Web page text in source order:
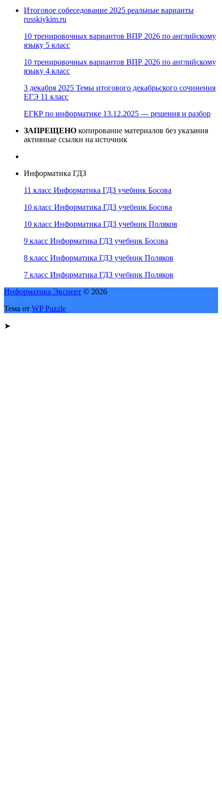
Итоговое собеседование 2025 реальные варианты
russkiykim.ru
10 тренировочных вариантов ВПР 2026 по английскому
языку 5 класс
10 тренировочных вариантов ВПР 2026 по английскому
языку 4 класс
3 декабря 2025 Темы итогового декабрьского сочинения
ЕГЭ 11 класс
ЕГКР по информатике 13.12.2025 — решения и разбор
ЗАПРЕЩЕНО копирование материалов без указания
активные ссылки на источник
Информатика ГДЗ
11 класс Информатика ГДЗ учебник Босова
10 класс Информатика ГДЗ учебник Босова
10 класс Информатика ГДЗ учебник Поляков
9 класс Информатика ГДЗ учебник Босова
8 класс Информатика ГДЗ учебник Поляков
7 класс Информатика ГДЗ учебник Поляков
Информатика Эксперт © 2026
Тема от WP Puzzle
➤